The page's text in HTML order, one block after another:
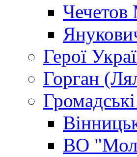
Герої
Горган
Громадські
ВО